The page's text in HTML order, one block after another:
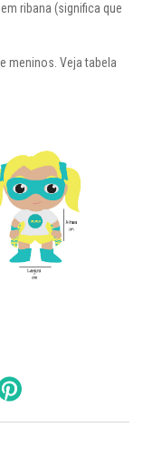
ribana (significa que
meninos. Veja tabela